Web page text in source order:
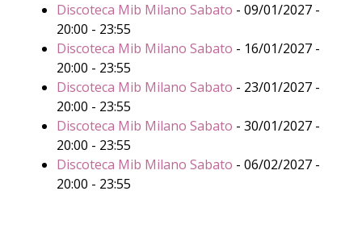
Discoteca Mib Milano Sabato - 09/01/2027 -
20:00 - 23:55
Discoteca Mib Milano Sabato - 16/01/2027 -
20:00 - 23:55
Discoteca Mib Milano Sabato - 23/01/2027 -
20:00 - 23:55
Discoteca Mib Milano Sabato - 30/01/2027 -
20:00 - 23:55
Discoteca Mib Milano Sabato - 06/02/2027 -
20:00 - 23:55